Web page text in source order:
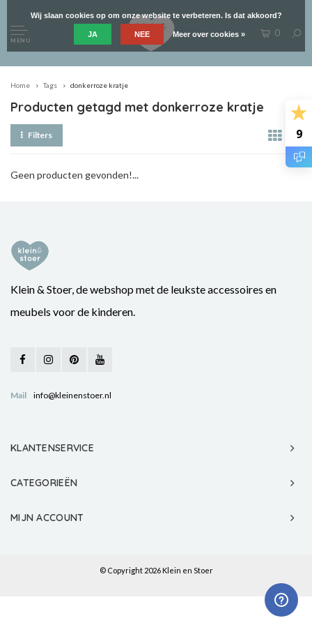
9
MENU
0
Home Tags donkerroze kratje
Producten getagd met donkerroze kratje
Filters
Geen producten gevonden!...
Klein & Stoer, de webshop met de leukste accessoires en
meubels voor de kinderen.
Mail info@kleinenstoer.nl
KLANTENSERVICE
CATEGORIEËN
MIJN ACCOUNT
© Copyright 2026 Klein en Stoer
Wij slaan cookies op om onze website te verbeteren. Is dat akkoord?
JA NEE Meer over cookies »